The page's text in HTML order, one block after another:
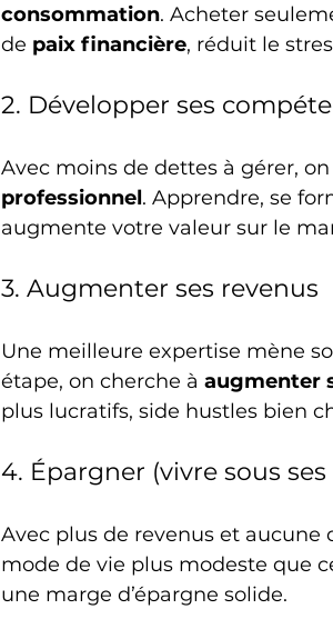
consommation. Acheter
de paix financière, réduit le
2. Développer ses
Avec moins de dettes à gérer,
professionnel. Apprendre, se
augmente votre valeur sur le
3. Augmenter ses revenus
Une meilleure expertise mène
étape, on cherche à augmenter
plus lucratifs, side hustles bien
4. Épargner (vivre sous
Avec plus de revenus et
mode de vie plus modeste que
une marge d’épargne solide.